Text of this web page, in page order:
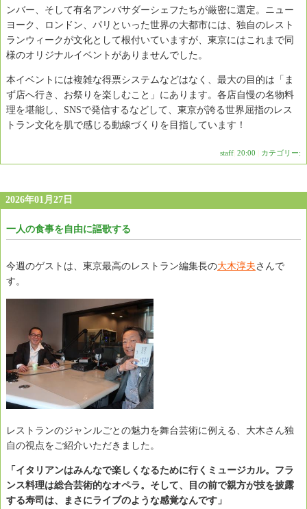
ンバー、そして有名アンバサダーシェフたちが厳密に選定。ニュー
ヨーク、ロンドン、パリといった世界の大都市には、独自のレスト
ランウィークが文化として根付いていますが、東京にはこれまで同
様のオリジナルイベントがありませんでした。
本イベントには複雑な得票システムなどはなく、最大の目的は「ま
ず店へ行き、お祭りを楽しむこと」にあります。各店自慢の名物料
理を堪能し、SNSで発信するなどして、東京が誇る世界屈指のレス
トラン文化を肌で感じる動線づくりを目指しています！
staff 20:00 カテゴリー:
2026年01月27日
一人の食事を自由に謳歌する
今週のゲストは、東京最高のレストラン編集長の大木淳夫さんで
す。
レストランのジャンルごとの魅力を舞台芸術に例える、大木さん独
自の視点をご紹介いただきました。
「イタリアンはみんなで楽しくなるために行くミュージカル。フラ
ンス料理は総合芸術的なオペラ。そして、目の前で親方が技を披露
する寿司は、まさにライブのような感覚なんです」